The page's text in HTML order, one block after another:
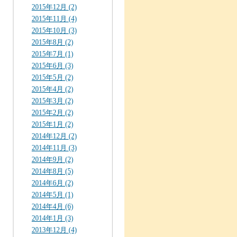
2015年12月 (2)
2015年11月 (4)
2015年10月 (3)
2015年8月 (2)
2015年7月 (1)
2015年6月 (3)
2015年5月 (2)
2015年4月 (2)
2015年3月 (2)
2015年2月 (2)
2015年1月 (2)
2014年12月 (2)
2014年11月 (3)
2014年9月 (2)
2014年8月 (5)
2014年6月 (2)
2014年5月 (1)
2014年4月 (6)
2014年1月 (3)
2013年12月 (4)